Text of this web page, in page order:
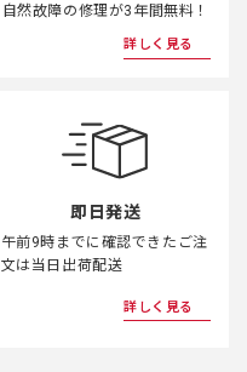
自然故障の修理が3年間無料！
詳しく見る
即日発送
午前9時までに確認できたご注
文は当日出荷配送
詳しく見る